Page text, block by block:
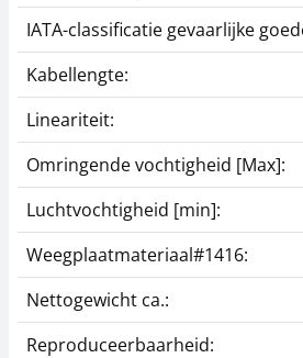
IATA-classificatie gevaarlijke
Kabellengte:
Lineariteit:
Omringende vochtigheid [Max]:
Luchtvochtigheid [min]:
Weegplaatmateriaal#1416:
Nettogewicht ca.:
Reproduceerbaarheid: